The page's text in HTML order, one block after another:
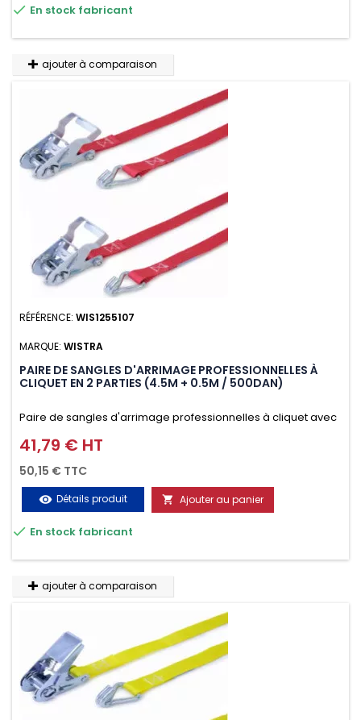
 En stock fabricant
ajouter à comparaison
RÉFÉRENCE: WIS1255107
MARQUE: WISTRA
PAIRE DE SANGLES D'ARRIMAGE PROFESSIONNELLES À
CLIQUET EN 2 PARTIES (4.5M + 0.5M / 500DAN)
Paire de sangles d'arrimage professionnelles à cliquet avec
crochet en 2 parties (4.5M + 0.5M / 500daN), simple et rapide
d'utilisation. Permet d'arrimer et de sécuriser vos
chargements pendant le transport. Matière polyester très
résistante aux UV et aux variations de températures,
n'absorbe pas l'eau.
Prix
41,79 € HT
50,15 € TTC
visibility Détails produit  Ajouter au panier
 En stock fabricant
ajouter à comparaison